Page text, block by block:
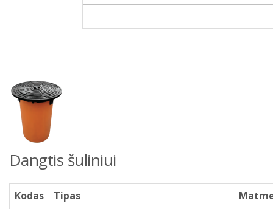
Dangtis šuliniui
Kodas Tipas